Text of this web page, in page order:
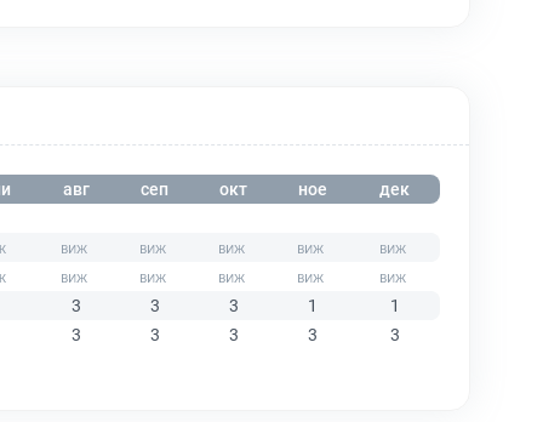
авг сеп окт ное дек
3 3 3 1
1
3
3 3 3 3